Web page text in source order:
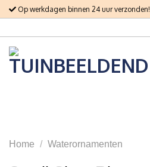
Skip
to
content
Op werkdagen binnen 24 uur verzonden!
Home / Waterornamenten